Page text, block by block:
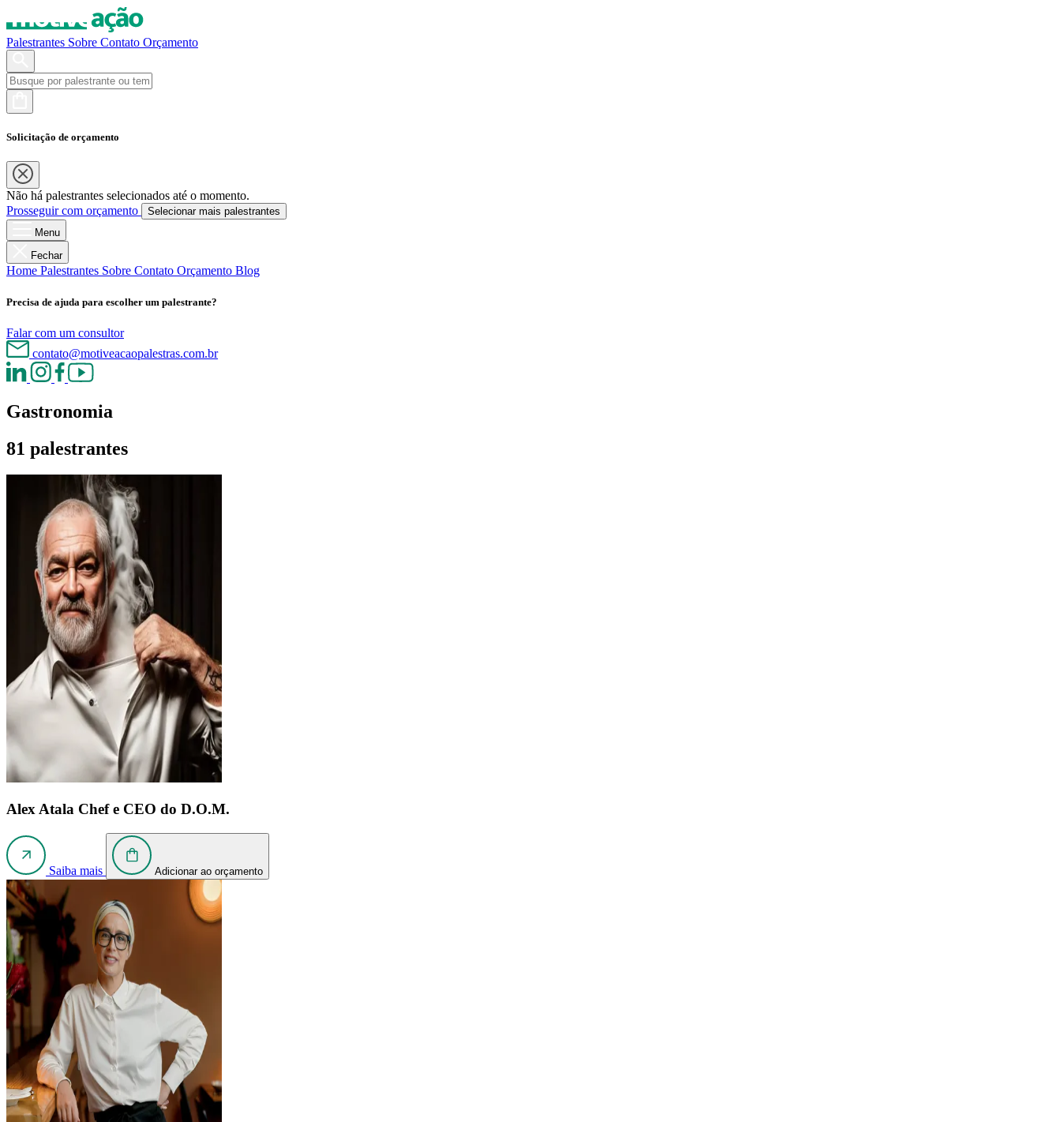
Palestrantes Sobre Contato Orçamento
Solicitação de orçamento
Não há palestrantes selecionados até o momento.
Prosseguir com orçamento
Selecionar mais palestrantes
Menu
Fechar
Home Palestrantes Sobre Contato Orçamento Blog
Precisa de ajuda para escolher um palestrante?
Falar com um consultor
contato@motiveacaopalestras.com.br
Gastronomia
81 palestrantes
Alex Atala Chef e CEO do D.O.M.
Saiba mais Adicionar ao orçamento